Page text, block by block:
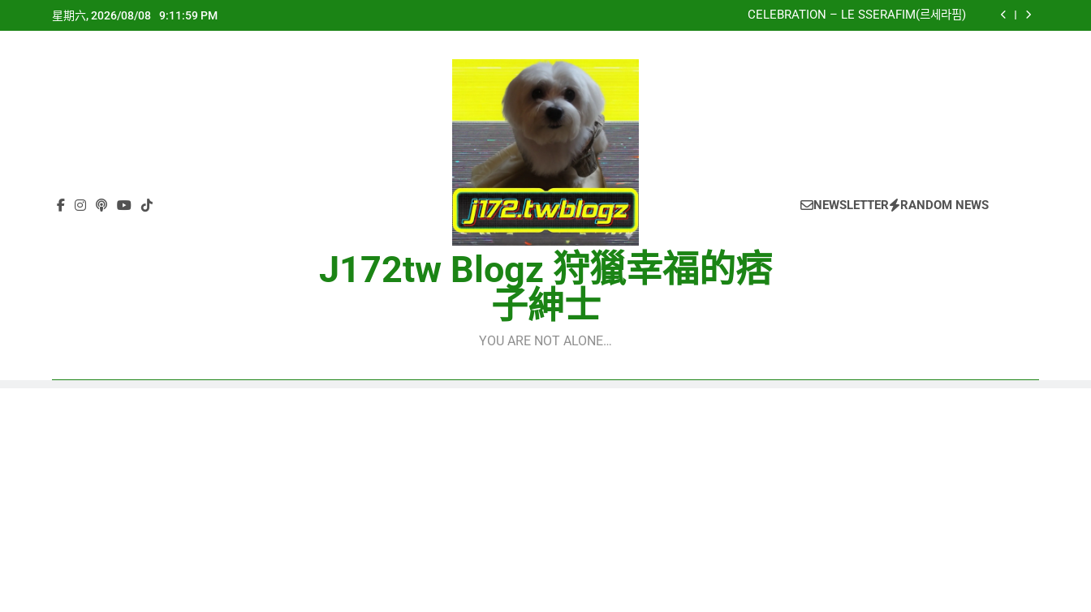
to
星期六, 2026/08/08 9:11:59 PM
(Girls’ Generation)
CELEBRATION – LE SSERAFIM(르세라핌)
Hermes One Quick Start Guide using OpenRouter Free Models & Telegram
再次重逢的世界(다시만난세계)(Into The New World) – 少女時代(소녀시대)
Hermes One Quick Start Guide using OpenRouter Free Models & Telegram
J172tw Blogz 狩獵幸福的痞
子紳士
YOU ARE NOT ALONE…
NEWSLETTER RANDOM NEWS